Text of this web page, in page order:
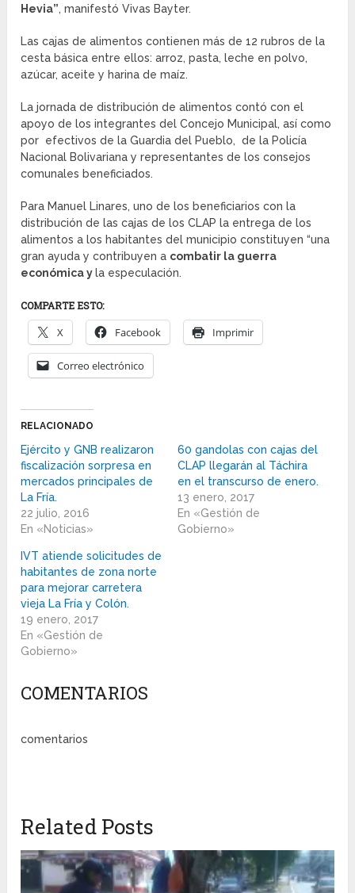
Hevia”, manifestó Vivas Bayter.
Las cajas de alimentos contienen más de 12 rubros de la
cesta básica entre ellos: arroz, pasta, leche en polvo,
azúcar, aceite y harina de maíz.
La jornada de distribución de alimentos contó con el
apoyo de los integrantes del Concejo Municipal, así como
por efectivos de la Guardia del Pueblo, de la Policía
Nacional Bolivariana y representantes de los consejos
comunales beneficiados.
Para Manuel Linares, uno de los beneficiarios con la
distribución de las cajas de los CLAP la entrega de los
alimentos a los habitantes del municipio constituyen “una
gran ayuda y contribuyen a combatir la guerra
económica y la especulación.
COMPARTE ESTO:
X Facebook Imprimir
Correo electrónico
RELACIONADO
Ejército y GNB realizaron
fiscalización sorpresa en
mercados principales de
La Fría.
22 julio, 2016
En «Noticias»
60 gandolas con cajas del
CLAP llegarán al Táchira
en el transcurso de enero.
13 enero, 2017
En «Gestión de
Gobierno»
IVT atiende solicitudes de
habitantes de zona norte
para mejorar carretera
vieja La Fría y Colón.
19 enero, 2017
En «Gestión de
Gobierno»
COMENTARIOS
comentarios
Related Posts